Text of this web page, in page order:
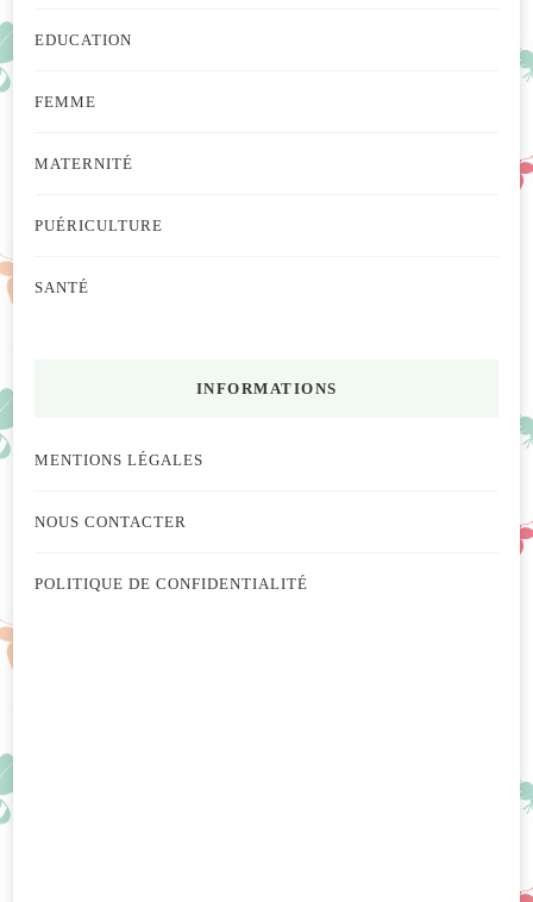
EDUCATION
FEMME
MATERNITÉ
PUÉRICULTURE
SANTÉ
INFORMATIONS
MENTIONS LÉGALES
NOUS CONTACTER
POLITIQUE DE CONFIDENTIALITÉ